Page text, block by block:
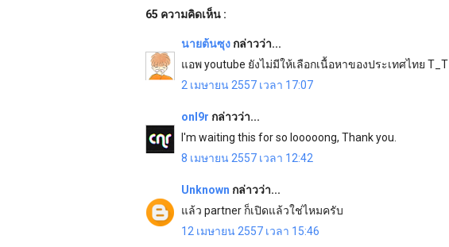
65 ความคิดเห็น :
นายต้นซุง กล่าวว่า...
แอพ youtube ยังไม่มีให้เลือกเนื้อหาของประเทศไทย T_T
2 เมษายน 2557 เวลา 17:07
onl9r กล่าวว่า...
I'm waiting this for so looooong, Thank you.
8 เมษายน 2557 เวลา 12:42
Unknown กล่าวว่า...
แล้ว partner ก็เปิดแล้วใช่ไหมครับ
12 เมษายน 2557 เวลา 15:46